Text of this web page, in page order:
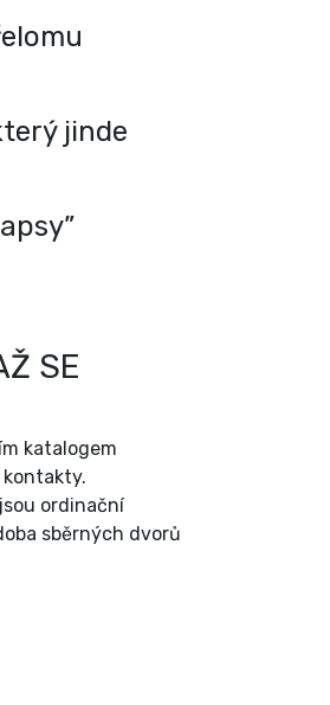
jinde
SE
katalogem
ordinační
sběrných dvorů